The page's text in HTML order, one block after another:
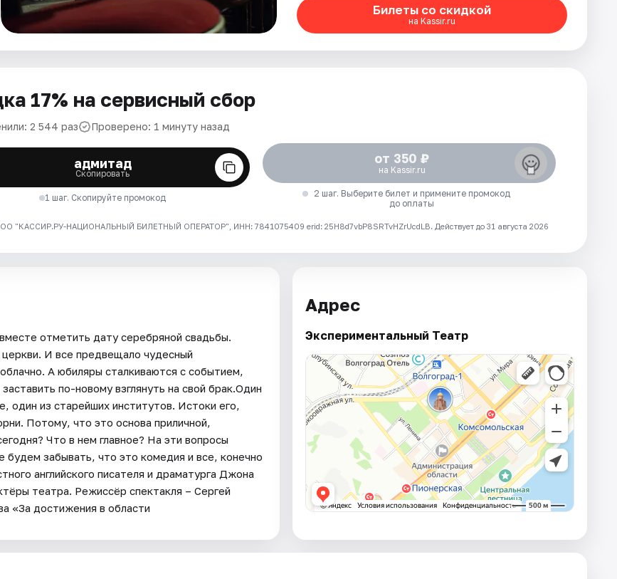
Билеты со скидкой
на Kassir.ru
17% на сервисный сбор
2 544 раз Проверено: 1 минуту назад
адмитад
Скопировать
1 шаг. Скопируйте промокод
от 350 ₽
на Kassir.ru
2 шаг. Выберите билет и примените промокод
до оплаты
"КАССИР.РУ-НАЦИОНАЛЬНЫЙ БИЛЕТНЫЙ ОПЕРАТОР", ИНН: 7841075409 erid: 25H8d7vbP8SRTvHZrUcdLB. Действует до 31 августа 2026
отметить дату серебряной свадьбы.
И все предвещало чудесный
А юбиляры сталкиваются с событием,
по-новому взглянуть на свой брак.Один
один из старейших институтов. Истоки его,
Потому, что это основа приличной,
Что в нем главное? На эти вопросы
забывать, что это комедия и все, конечно
английского писателя и драматурга Джона
театра. Режиссёр спектакля – Сергей
«За достижения в области
Адрес
Экспериментальный Театр